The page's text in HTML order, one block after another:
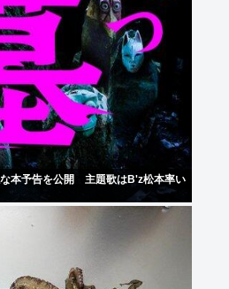
な本予告を公開 主題歌はB'z松本率い